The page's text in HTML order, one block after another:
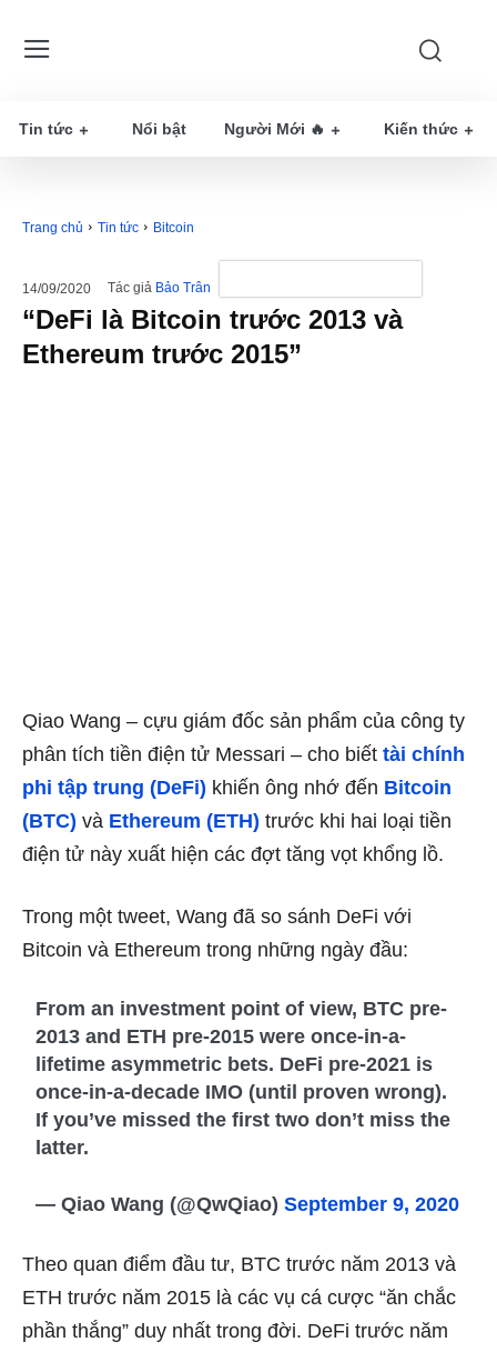
Tin tức Nổi bật Người Mới 🔥 Kiến thức
Trang chủ Tin tức Bitcoin
14/09/2020 Tác giả Bảo Trân
“DeFi là Bitcoin trước 2013 và
Ethereum trước 2015”
Qiao Wang – cựu giám đốc sản phẩm của công ty
phân tích tiền điện tử Messari – cho biết tài chính
phi tập trung (DeFi) khiến ông nhớ đến Bitcoin
(BTC) và Ethereum (ETH) trước khi hai loại tiền
điện tử này xuất hiện các đợt tăng vọt khổng lồ.
Trong một tweet, Wang đã so sánh DeFi với
Bitcoin và Ethereum trong những ngày đầu:
From an investment point of view, BTC pre-
2013 and ETH pre-2015 were once-in-a-
lifetime asymmetric bets. DeFi pre-2021 is
once-in-a-decade IMO (until proven wrong).
If you’ve missed the first two don’t miss the
latter.
— Qiao Wang (@QwQiao)September 9, 2020
Theo quan điểm đầu tư, BTC trước năm 2013 và
ETH trước năm 2015 là các vụ cá cược “ăn chắc
phần thắng” duy nhất trong đời. DeFi trước năm